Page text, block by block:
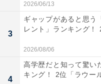
2026/06/13
3
ギャップがあると思う
レント」ランキング！
2026/08/06
4
高学歴だと知って驚い
キング！ 2位「ラウー